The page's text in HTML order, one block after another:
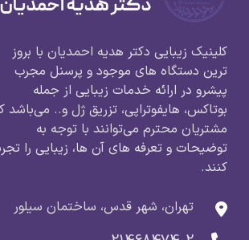
کلینیک زیبایی دکتر هدیه احمدیان با بروز
ترین دستگاه های موجود و پرسنل مجرب
پیشرو در ارائه خدمات زیبایی از جمله
بوتاکس، هایفوتراپی، تزریق ژل و.. می‌باشد
مشتریان محترم می‌توانند با توجه به
توضیحات و تعرفه های آن ها، زیبایی را
کنند.
تهران، شهر قدس، ساختمان سیلور